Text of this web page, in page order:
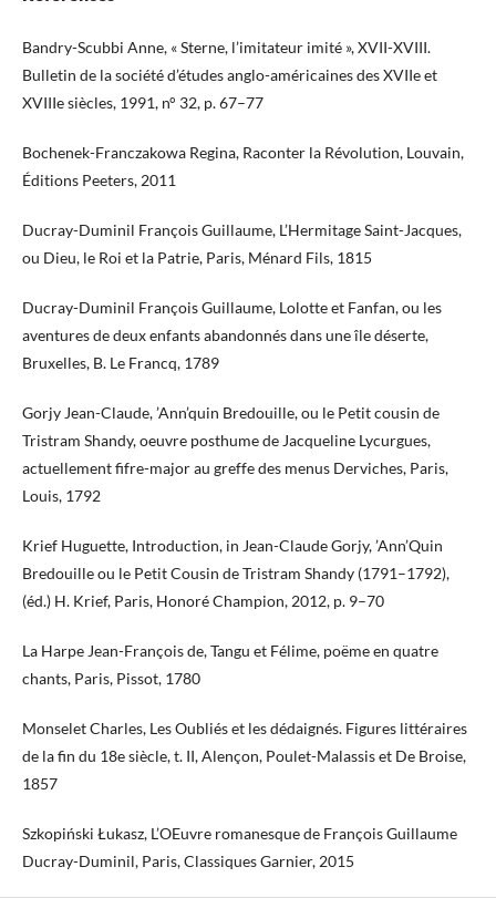
Bandry-Scubbi Anne, « Sterne, l’imitateur imité », XVII-XVIII.
Bulletin de la société d’études anglo-américaines des XVIIe et
XVIIIe siècles, 1991, n° 32, p. 67–77
Bochenek-Franczakowa Regina, Raconter la Révolution, Louvain,
Éditions Peeters, 2011
Ducray-Duminil François Guillaume, L’Hermitage Saint-Jacques,
ou Dieu, le Roi et la Patrie, Paris, Ménard Fils, 1815
Ducray-Duminil François Guillaume, Lolotte et Fanfan, ou les
aventures de deux enfants abandonnés dans une île déserte,
Bruxelles, B. Le Francq, 1789
Gorjy Jean-Claude, ’Ann’quin Bredouille, ou le Petit cousin de
Tristram Shandy, oeuvre posthume de Jacqueline Lycurgues,
actuellement fifre-major au greffe des menus Derviches, Paris,
Louis, 1792
Krief Huguette, Introduction, in Jean-Claude Gorjy, ’Ann’Quin
Bredouille ou le Petit Cousin de Tristram Shandy (1791–1792),
(éd.) H. Krief, Paris, Honoré Champion, 2012, p. 9–70
La Harpe Jean-François de, Tangu et Félime, poëme en quatre
chants, Paris, Pissot, 1780
Monselet Charles, Les Oubliés et les dédaignés. Figures littéraires
de la fin du 18e siècle, t. II, Alençon, Poulet-Malassis et De Broise,
1857
Szkopiński Łukasz, L’OEuvre romanesque de François Guillaume
Ducray-Duminil, Paris, Classiques Garnier, 2015